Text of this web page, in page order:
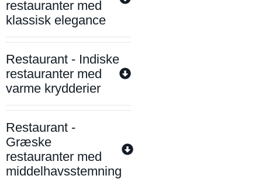
restauranter med
klassisk elegance
Restaurant - Indiske
restauranter med
varme krydderier
Restaurant -
Græske
restauranter med
middelhavsstemning